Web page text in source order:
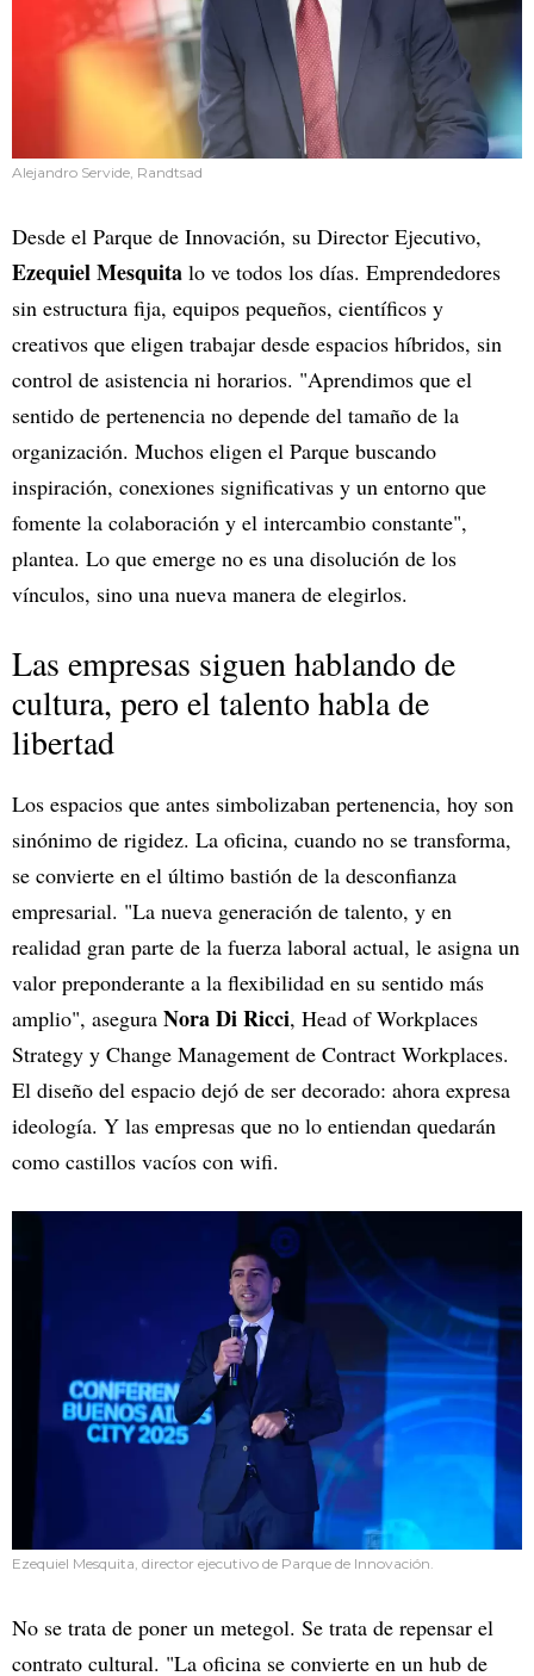
Alejandro Servide, Randtsad
Desde el Parque de Innovación, su Director Ejecutivo,
Ezequiel Mesquita lo ve todos los días. Emprendedores
sin estructura fija, equipos pequeños, científicos y
creativos que eligen trabajar desde espacios híbridos, sin
control de asistencia ni horarios. "Aprendimos que el
sentido de pertenencia no depende del tamaño de la
organización. Muchos eligen el Parque buscando
inspiración, conexiones significativas y un entorno que
fomente la colaboración y el intercambio constante",
plantea. Lo que emerge no es una disolución de los
vínculos, sino una nueva manera de elegirlos.
Las empresas siguen hablando de
cultura, pero el talento habla de
libertad
Los espacios que antes simbolizaban pertenencia, hoy son
sinónimo de rigidez. La oficina, cuando no se transforma,
se convierte en el último bastión de la desconfianza
empresarial. "La nueva generación de talento, y en
realidad gran parte de la fuerza laboral actual, le asigna un
valor preponderante a la flexibilidad en su sentido más
amplio", asegura Nora Di Ricci, Head of Workplaces
Strategy y Change Management de Contract Workplaces.
El diseño del espacio dejó de ser decorado: ahora expresa
ideología. Y las empresas que no lo entiendan quedarán
como castillos vacíos con wifi.
Ezequiel Mesquita, director ejecutivo de Parque de Innovación.
No se trata de poner un metegol. Se trata de repensar el
contrato cultural. "La oficina se convierte en un hub de